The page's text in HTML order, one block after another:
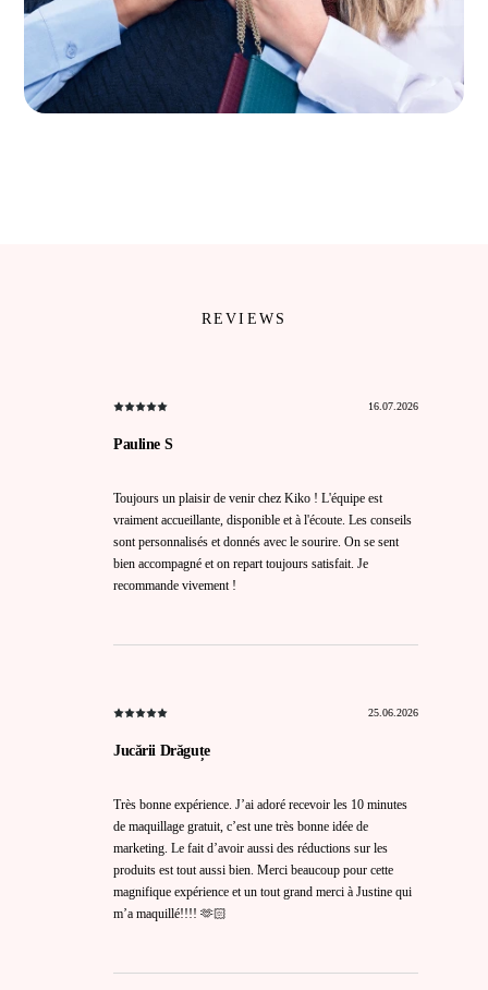
REVIEWS
16.07.2026
Pauline S
Toujours un plaisir de venir chez Kiko ! L'équipe est
vraiment accueillante, disponible et à l'écoute. Les conseils
sont personnalisés et donnés avec le sourire. On se sent
bien accompagné et on repart toujours satisfait. Je
recommande vivement !
25.06.2026
Jucării Drăguțe
Très bonne expérience. J’ai adoré recevoir les 10 minutes
de maquillage gratuit, c’est une très bonne idée de
marketing. Le fait d’avoir aussi des réductions sur les
produits est tout aussi bien. Merci beaucoup pour cette
magnifique expérience et un tout grand merci à Justine qui
m’a maquillé!!!! 🫶🏻